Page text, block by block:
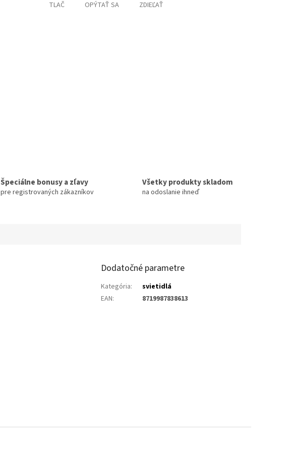
TLAČ OPÝTAŤ SA ZDIEĽAŤ
Špeciálne bonusy a zľavy
pre registrovaných zákazníkov
Všetky produkty skladom
na odoslanie ihneď
Dodatočné parametre
Kategória:
svietidlá
EAN: 8719987838613